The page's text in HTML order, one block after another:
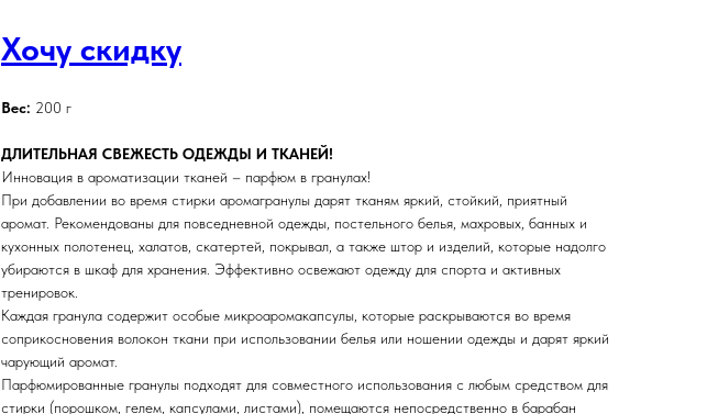
Хочу скидку
Вес: 200 г
ДЛИТЕЛЬНАЯ СВЕЖЕСТЬ ОДЕЖДЫ И ТКАНЕЙ!
Инновация в ароматизации тканей – парфюм в гранулах!
При добавлении во время стирки аромагранулы дарят тканям яркий, стойкий, приятный
аромат. Рекомендованы для повседневной одежды, постельного белья, махровых, банных и
кухонных полотенец, халатов, скатертей, покрывал, а также штор и изделий, которые надолго
убираются в шкаф для хранения. Эффективно освежают одежду для спорта и активных
тренировок.
Каждая гранула содержит особые микроаромакапсулы, которые раскрываются во время
соприкосновения волокон ткани при использовании белья или ношении одежды и дарят яркий
чарующий аромат.
Парфюмированные гранулы подходят для совместного использования с любым средством для
стирки (порошком, гелем, капсулами, листами), помещаются непосредственно в барабан